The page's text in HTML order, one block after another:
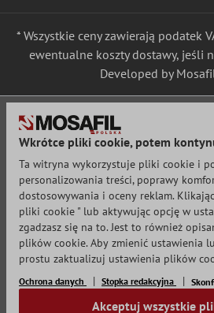
* Wszystkie ceny zawierają podatek
ewentualne koszty dostawy, jeśli
Developed by
Wkrótce pliki cookie, potem
Ta witryna wykorzystuje pliki cookie i
personalizowania treści, poprawy
dostosowywania i oceny reklam.
pliki cookie " lub aktywując opcję w
zgadzasz się na to. Jest to również
plików cookie. Aby zmienić ustawienia
prostu zaktualizuj ustawienia plików
Ochrona danych Stopka redakcyjna
Akceptuj wszystkie